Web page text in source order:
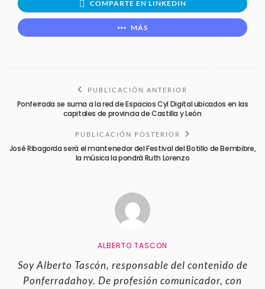
COMPARTE EN LINKEDIN
MÁS
PUBLICACIÓN ANTERIOR
Ponferrada se suma a la red de Espacios Cyl Digital ubicados en las
capitales de provincia de Castilla y León
PUBLICACIÓN POSTERIOR
José Ribagorda será el mantenedor del Festival del Botillo de Bembibre,
la música la pondrá Ruth Lorenzo
ALBERTO TASCON
Soy Alberto Tascón, responsable del contenido de
Ponferradahoy. De profesión comunicador, con